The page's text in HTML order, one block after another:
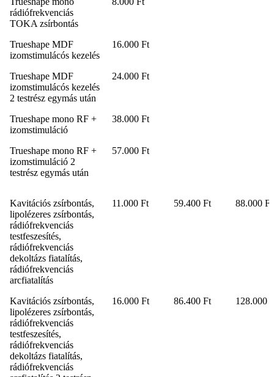
rádiófrekvenciás
TOKA zsírbontás
Trueshape MDF
izomstimulácós kezelés
16.000 Ft
Trueshape MDF
izomstimulácós kezelés
2 testrész egymás után
24.000 Ft
Trueshape mono RF +
izomstimuláció
38.000 Ft
Trueshape mono RF +
izomstimuláció 2
testrész egymás után
57.000 Ft
Kavitációs zsírbontás,
lipolézeres zsírbontás,
rádiófrekvenciás
testfeszesítés,
rádiófrekvenciás
dekoltázs fiatalítás,
rádiófrekvenciás
arcfiatalítás
11.000 Ft 59.400 Ft 88.000 Ft
Kavitációs zsírbontás,
lipolézeres zsírbontás,
rádiófrekvenciás
testfeszesítés,
rádiófrekvenciás
dekoltázs fiatalítás,
rádiófrekvenciás
16.000 Ft 86.400 Ft 128.000